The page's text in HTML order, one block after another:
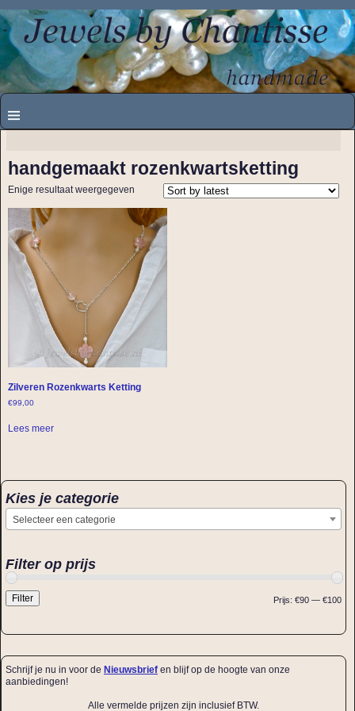
handgemaakt rozenkwartsketting
Enige resultaat weergegeven
Zilveren Rozenkwarts Ketting
€99,00
Lees meer
Kies je categorie
Selecteer een categorie
Filter op prijs
Filter Prijs: €90 — €100
Schrijf je nu in voor de Nieuwsbrief en blijf op de hoogte van onze
aanbiedingen!
Alle vermelde prijzen zijn inclusief BTW.